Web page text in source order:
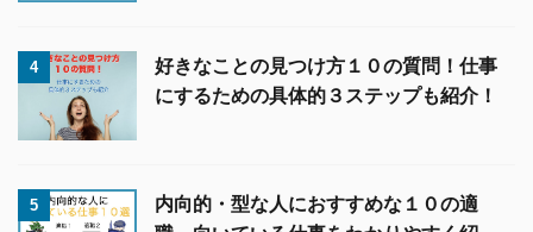
4
好きなことの見つけ方１０の質問！仕事
にするための具体的３ステップも紹介！
5
内向的・型な人におすすめな１０の適